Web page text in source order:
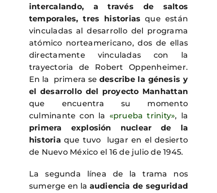
intercalando, a través de saltos
temporales, tres historias que están
vinculadas al desarrollo del programa
atómico norteamericano, dos de ellas
directamente vinculadas con la
trayectoria de Robert Oppenheimer.
En la primera se describe la génesis y
el desarrollo del proyecto Manhattan
que encuentra su momento
culminante con la «prueba trinity», la
primera explosión nuclear de la
historia que tuvo lugar en el desierto
de Nuevo México el 16 de julio de 1945.
La segunda línea de la trama nos
sumerge en la audiencia de seguridad